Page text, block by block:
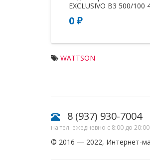
EXCLUSIVO B3 500/100
0 ₽
WATTSON
8 (937) 930-7004
на тел. ежедневно с 8:00 до 20:00
© 2016 — 2022, Интернет-